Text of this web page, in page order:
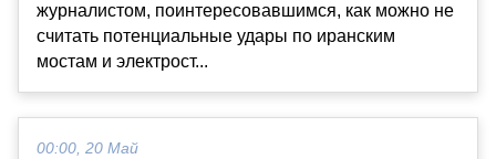
журналистом, поинтересовавшимся, как можно не
считать потенциальные удары по иранским
мостам и электрост...
00:00, 20 Май